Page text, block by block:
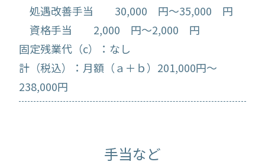
処遇改善手当 30,000 円～35,000 円
資格手当 2,000 円～2,000 円
固定残業代（c）：なし
計（税込）：月額（ａ＋ｂ）201,000円～
238,000円
手当など